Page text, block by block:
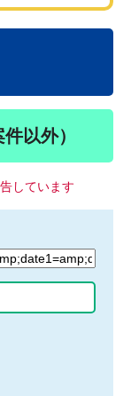
以外）
しています